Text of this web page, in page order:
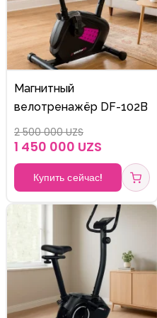
Магнитный
велотренажёр DF-102B
2 500 000 UZS
1 450 000 UZS
Купить сейчас!